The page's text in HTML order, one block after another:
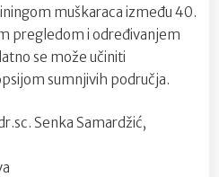
muškaraca između 40.
pregledom i određivanjem
se može učiniti
sumnjivih područja.
Senka Samardžić,